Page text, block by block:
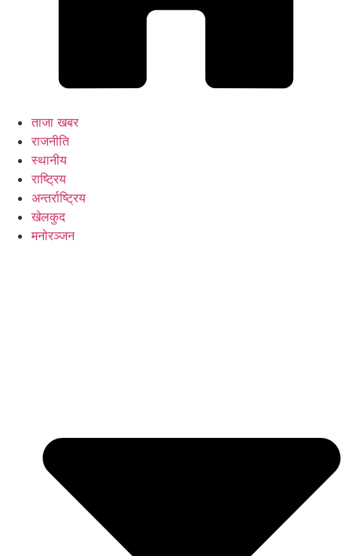
ताजा खबर
राजनीति
स्थानीय
राष्ट्रिय
अन्तर्राष्ट्रिय
खेलकुद
मनोरञ्जन